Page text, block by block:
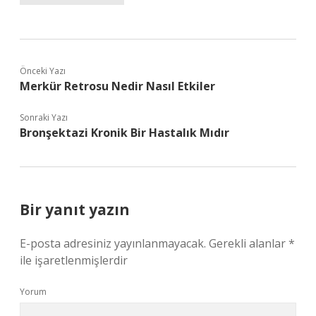
Önceki Yazı
Merkür Retrosu Nedir Nasıl Etkiler
Sonraki Yazı
Bronşektazi Kronik Bir Hastalık Mıdır
Bir yanıt yazın
E-posta adresiniz yayınlanmayacak. Gerekli alanlar*
ile işaretlenmişlerdir
Yorum